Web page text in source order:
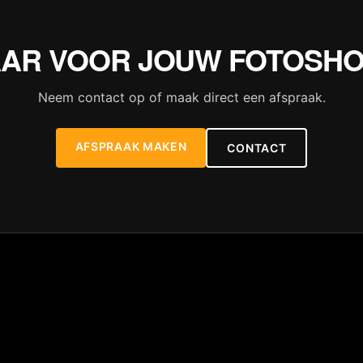
VOOR JOUW
Neem contact op of maak direct een afspraak.
AFSPRAAK MAKEN CONTACT